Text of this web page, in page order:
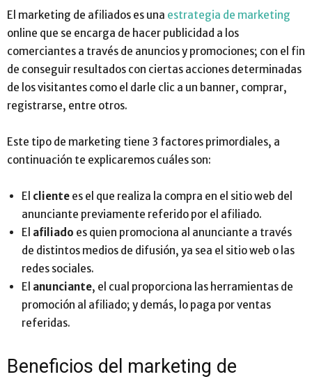
El marketing de afiliados es una estrategia de marketing
online que se encarga de hacer publicidad a los
comerciantes a través de anuncios y promociones; con el fin
de conseguir resultados con ciertas acciones determinadas
de los visitantes como el darle clic a un banner, comprar,
registrarse, entre otros.
Este tipo de marketing tiene 3 factores primordiales, a
continuación te explicaremos cuáles son:
El cliente es el que realiza la compra en el sitio web del
anunciante previamente referido por el afiliado.
El afiliado es quien promociona al anunciante a través
de distintos medios de difusión, ya sea el sitio web o las
redes sociales.
El anunciante, el cual proporciona las herramientas de
promoción al afiliado; y demás, lo paga por ventas
referidas.
Beneficios del marketing de